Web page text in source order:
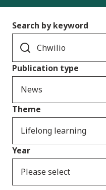
Search by keyword
Publication type
News
Theme
Lifelong learning
Year
Please select